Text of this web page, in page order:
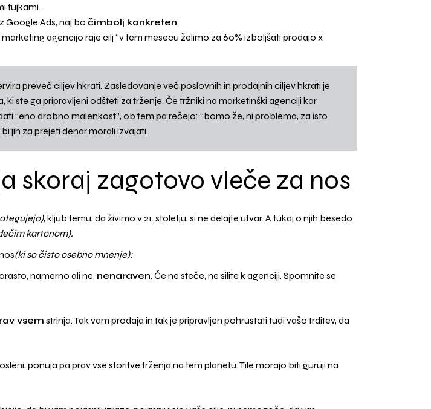
tujkami.
Google Ads, naj bo čimbolj konkreten.
agencijo raje cilj “v tem mesecu želimo za 60% izboljšati prodajo x
preveč ciljev hkrati. Zasledovanje več poslovnih in prodajnih ciljev hkrati je
ste ga pripravljeni odšteti za trženje. Če tržniki na marketinški agenciji kar
“eno drobno malenkost”, ob tem pa rečejo: “bomo že, ni problema, za isto
jih za prejeti denar morali izvajati.
skoraj zagotovo vleče za nos
, kljub temu, da živimo v 21. stoletju, si ne delajte utvar. A tukaj o njih besedo
kartonom).
(ki so čisto osebno mnenje):
namerno ali ne, nenaraven. Če ne steče, ne silite k agenciji. Spomnite se
vsem strinja. Tak vam prodaja in tak je pripravljen pohrustati tudi vašo trditev, da
ponuja pa prav vse storitve trženja na tem planetu. Tile morajo biti guruji na